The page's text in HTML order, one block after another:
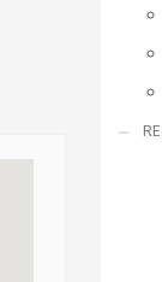
s ostatními
je zajímá, co
listopadu 2016 ve